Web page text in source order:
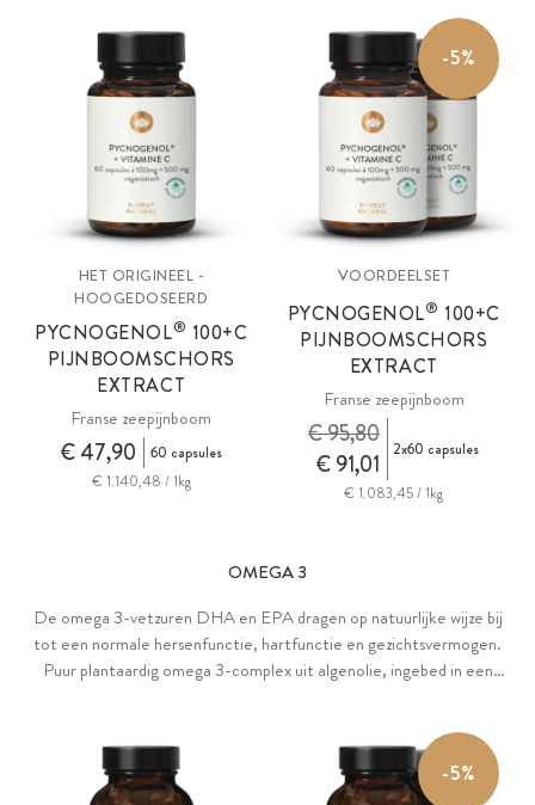
HET ORIGINEEL -
HOOGEDOSEERD
PYCNOGENOL® 100+C
PIJNBOOMSCHORS
EXTRACT
Franse zeepijnboom
€ 47,90
60 capsules
€ 1.140,48 / 1kg
-5%
VOORDEELSET
PYCNOGENOL® 100+C
PIJNBOOMSCHORS
EXTRACT
Franse zeepijnboom
€ 91,01
€ 95,80 2x60 capsules
€ 1.083,45 / 1kg
OMEGA 3
De omega 3-vetzuren DHA en EPA dragen op natuurlijke wijze bij
tot een normale hersenfunctie, hartfunctie en gezichtsvermogen.
Puur plantaardig omega 3-complex uit algenolie, ingebed in een
-5%